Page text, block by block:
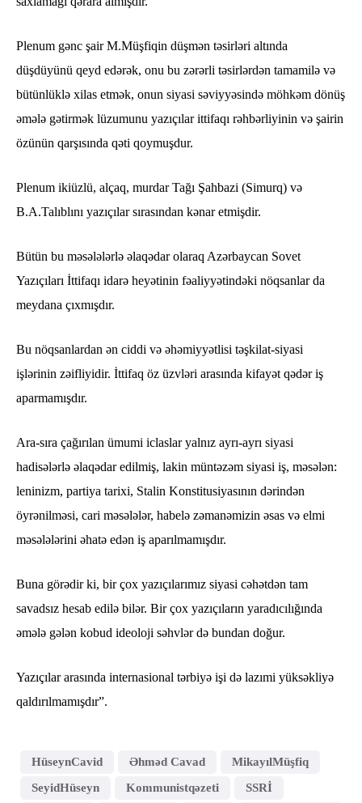
Plenum gənc şair M.Müşfiqin düşmən təsirləri altında
düşdüyünü qeyd edərək, onu bu zərərli təsirlərdən tamamilə və
bütünlüklə xilas etmək, onun siyasi səviyyəsində möhkəm dönüş
əmələ gətirmək lüzumunu yazıçılar ittifaqı rəhbərliyinin və şairin
özünün qarşısında qəti qoymuşdur.
Plenum ikiüzlü, alçaq, murdar Tağı Şahbazi (Simurq) və
B.A.Talıblını yazıçılar sırasından kənar etmişdir.
Bütün bu məsələlərlə əlaqədar olaraq Azərbaycan Sovet
Yazıçıları İttifaqı idarə heyətinin fəaliyyətindəki nöqsanlar da
meydana çıxmışdır.
Bu nöqsanlardan ən ciddi və əhəmiyyətlisi təşkilat-siyasi
işlərinin zəifliyidir. İttifaq öz üzvləri arasında kifayət qədər iş
aparmamışdır.
Ara-sıra çağırılan ümumi iclaslar yalnız ayrı-ayrı siyasi
hadisələrlə əlaqədar edilmiş, lakin müntəzəm siyasi iş, məsələn:
leninizm, partiya tarixi, Stalin Konstitusiyasının dərindən
öyrənilməsi, cari məsələlər, habelə zəmanəmizin əsas və elmi
məsələlərini əhatə edən iş aparılmamışdır.
Buna görədir ki, bir çox yazıçılarımız siyasi cəhətdən tam
savadsız hesab edilə bilər. Bir çox yazıçıların yaradıcılığında
əmələ gələn kobud ideoloji səhvlər də bundan doğur.
Yazıçılar arasında internasional tərbiyə işi də lazımi yüksəkliyə
qaldırılmamışdır”.
HüseynCavid Əhməd Cavad
MikayılMüşfiq
SeyidHüseyn
Kommunistqəzeti SSRİ